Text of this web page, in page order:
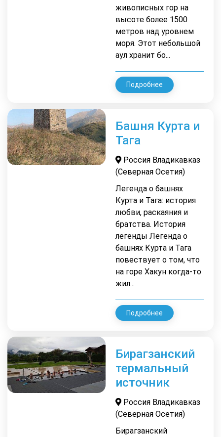
живописных гор на
высоте более 1500
метров над уровнем
моря. Этот небольшой
аул хранит бо...
Подробнее
Башня Курта и
Тага
Россия Владикавказ
(Северная Осетия)
Легенда о башнях
Курта и Тага: история
любви, раскаяния и
братства. История
легенды Легенда о
башнях Курта и Тага
повествует о том, что
на горе Хакун когда-то
жил...
Подробнее
Бирагзанский
термальный
источник
Россия Владикавказ
(Северная Осетия)
Бирагзанский